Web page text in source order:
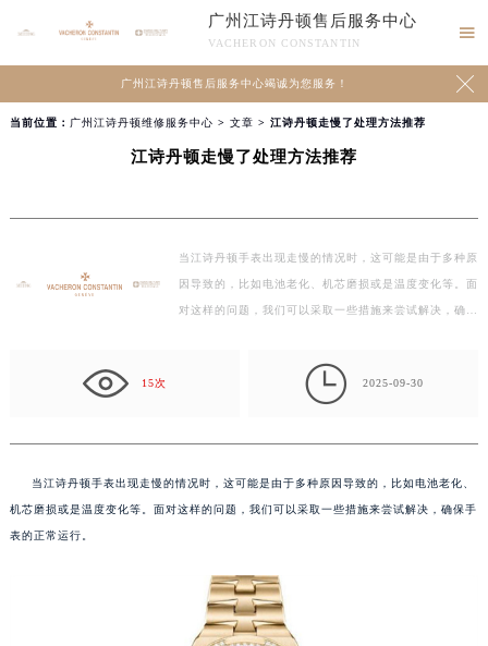
广州江诗丹顿售后服务中心
VACHERON CONSTANTIN

广州江诗丹顿售后服务中心竭诚为您服务！ 
当前位置： 广州江诗丹顿维修服务中心 > 文章 > 江诗丹顿走慢了处理方法推荐
江诗丹顿走慢了处理方法推荐
当江诗丹顿手表出现走慢的情况时，这可能是由于多种原
因导致的，比如电池老化、机芯磨损或是温度变化等。面
对这样的问题，我们可以采取一些措施来尝试解决，确
15次  2025-09-30
当江诗丹顿手表出现走慢的情况时，这可能是由于多种原因导致的，比如电池老化、
机芯磨损或是温度变化等。面对这样的问题，我们可以采取一些措施来尝试解决，确保手
表的正常运行。